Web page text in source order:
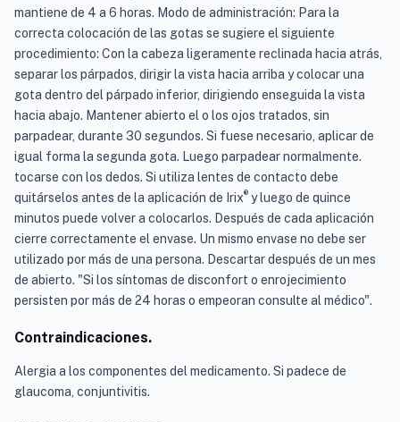
mantiene de 4 a 6 horas. Modo de administración: Para la
correcta colocación de las gotas se sugiere el siguiente
procedimiento: Con la cabeza ligeramente reclinada hacia atrás,
separar los párpados, dirigir la vista hacia arriba y colocar una
gota dentro del párpado inferior, dirigiendo enseguida la vista
hacia abajo. Mantener abierto el o los ojos tratados, sin
parpadear, durante 30 segundos. Si fuese necesario, aplicar de
igual forma la segunda gota. Luego parpadear normalmente.
tocarse con los dedos. Si utiliza lentes de contacto debe
quitárselos antes de la aplicación de Irix® y luego de quince
minutos puede volver a colocarlos. Después de cada aplicación
cierre correctamente el envase. Un mismo envase no debe ser
utilizado por más de una persona. Descartar después de un mes
de abierto. "Si los síntomas de disconfort o enrojecimiento
persisten por más de 24 horas o empeoran consulte al médico".
Contraindicaciones.
Alergia a los componentes del medicamento. Si padece de
glaucoma, conjuntivitis.